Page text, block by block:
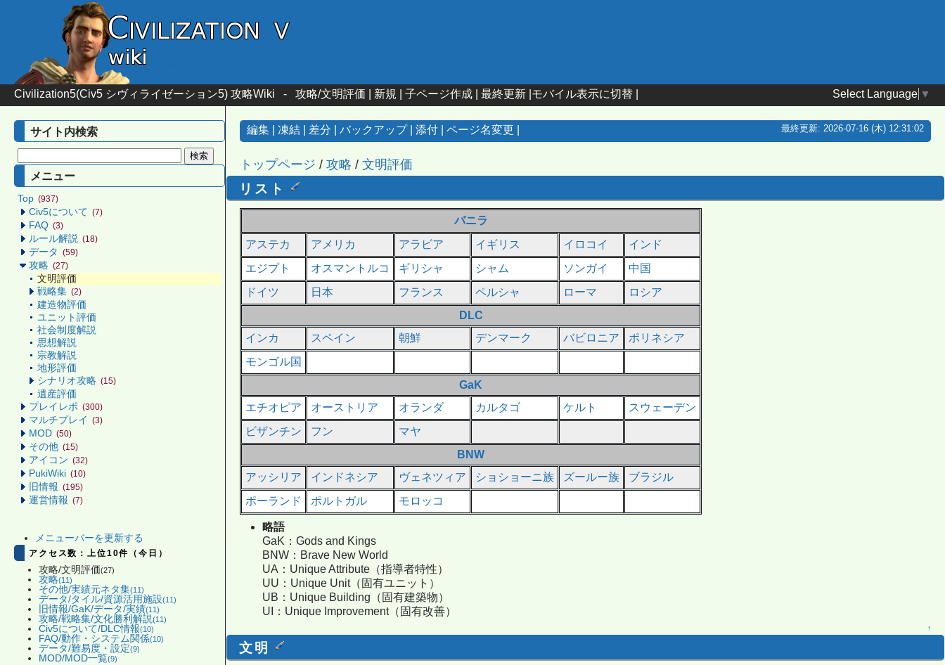
Civilization5(Civ5 シヴィライゼーション5) 攻略Wiki - 攻略/文明評価 新規 子ページ作成 最終更新 モバイル表示に切替 Select Language ▼
サイト内検索
メニュー
Top (937)
Civ5について (7)
FAQ (3)
ルール解説 (18)
データ (59)
攻略 (27)
文明評価
戦略集 (2)
建造物評価
ユニット評価
社会制度解説
思想解説
宗教解説
地形評価
シナリオ攻略 (15)
遺産評価
プレイレポ (300)
マルチプレイ (3)
MOD (50)
その他 (15)
アイコン (32)
PukiWiki (10)
旧情報 (195)
運営情報 (7)
メニューバーを更新する
アクセス数：上位10件（今日）
攻略/文明評価(27)
攻略(11)
その他/実績元ネタ集(11)
データ/タイル/資源活用施設(11)
旧情報/GaK/データ/実績(11)
攻略/戦略集/文化勝利解説(11)
Civ5について/DLC情報(10)
FAQ/動作・システム関係(10)
データ/難易度・設定(9)
MOD/MOD一覧(9)
編集 凍結 差分 バックアップ| 添付 ページ名変更 最終更新: 2026-07-16 (木) 12:31:02
トップページ / 攻略 / 文明評価
リスト
バニラ
アステカ
アメリカ アラビア イギリス イロコイ
インド
エジプト
オスマントルコ ギリシャ シャム ソンガイ
中国
ドイツ
日本 フランス ペルシャ ローマ
ロシア
DLC
インカ
スペイン 朝鮮 デンマーク バビロニア
ポリネシア
モンゴル国
GaK
エチオピア
オーストリア オランダ カルタゴ ケルト
スウェーデン
ビザンチン
フン
マヤ
BNW
アッシリア
インドネシア ヴェネツィア ショショーニ族 ズールー族
ブラジル
ポーランド
ポルトガル モロッコ
略語
GaK：Gods and Kings
BNW：Brave New World
UA：Unique Attribute（指導者特性）
UU：Unique Unit（固有ユニット）
UB：Unique Building（固有建築物）
UI：Unique Improvement（固有改善）
↑
文明